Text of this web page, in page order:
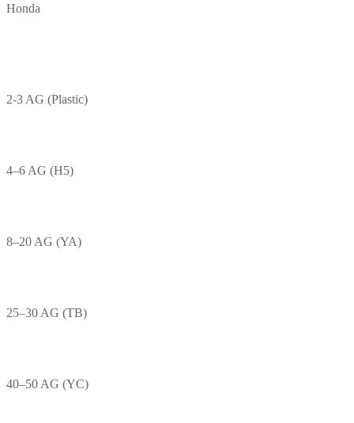
Honda
2-3 AG (Plastic)
4–6 AG (H5)
8–20 AG (YA)
25–30 AG (TB)
40–50 AG (YC)